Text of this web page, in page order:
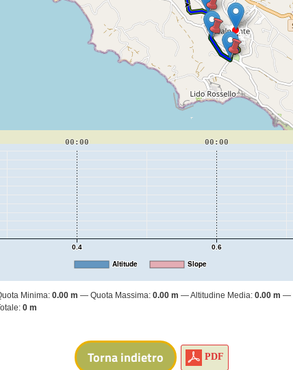
6
0.4 0.6
00:00 00:00
Altitude Slope
Minima: 0.00 m Quota Massima: 0.00 m Altitudine Media: 0.00 m
0 m
PDF